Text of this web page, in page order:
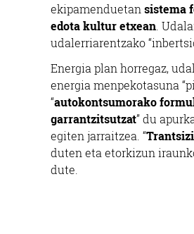
ekipamenduetan sistema
edota kultur etxean .
udalerriarentzako
Energia plan horregaz,
energia menpekotasuna
“autokontsumorako
garrantzitsutzat” du
egiten jarraitzea. “
duten eta etorkizun
dute.